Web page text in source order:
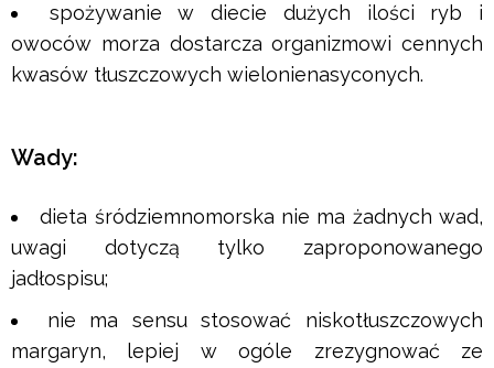
spożywanie w diecie dużych ilości ryb i
owoców morza dostarcza organizmowi cennych
kwasów tłuszczowych wielonienasyconych.
Wady:
dieta śródziemnomorska nie ma żadnych wad,
uwagi dotyczą tylko zaproponowanego
jadłospisu;
nie ma sensu stosować niskotłuszczowych
margaryn, lepiej w ogóle zrezygnować ze